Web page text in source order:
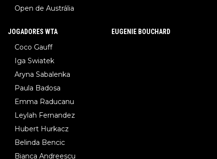
Open de Austrália
JOGADORES WTA
Coco Gauff
Iga Swiatek
Aryna Sabalenka
Paula Badosa
Emma Raducanu
Leylah Fernandez
Hubert Hurkacz
Belinda Bencic
Bianca Andreescu
EUGENIE BOUCHARD